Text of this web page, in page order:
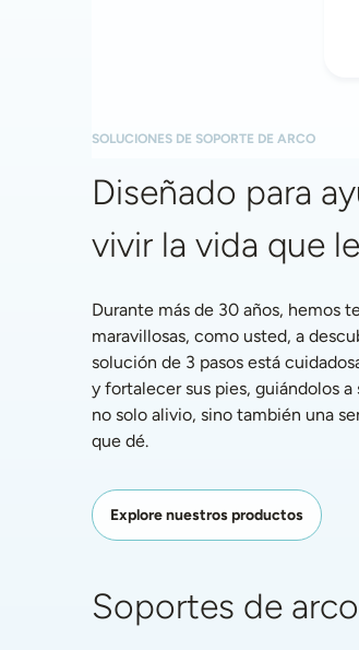
SOLUCIONES DE SOPORTE DE ARCO
Diseñado para
vivir la vida que
Durante más de 30 años, hemos
maravillosas, como usted, a
solución de 3 pasos está
y fortalecer sus pies, guiándolos
no solo alivio, sino también una
que dé.
Explore nuestros productos
Soportes de arco